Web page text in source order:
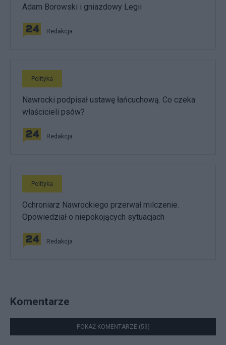
Adam Borowski i gniazdowy Legii
Redakcja
Polityka
Nawrocki podpisał ustawę łańcuchową. Co czeka
właścicieli psów?
Redakcja
Polityka
Ochroniarz Nawrockiego przerwał milczenie.
Opowiedział o niepokojących sytuacjach
Redakcja
Komentarze
POKAŻ KOMENTARZE (59)